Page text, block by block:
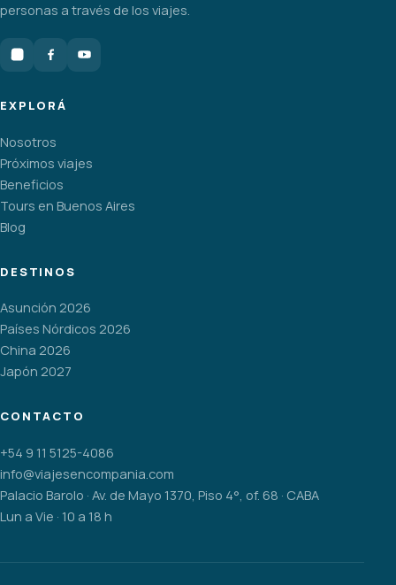
personas a través de los viajes.
EXPLORÁ
Nosotros
Próximos viajes
Beneficios
Tours en Buenos Aires
Blog
DESTINOS
Asunción 2026
Países Nórdicos 2026
China 2026
Japón 2027
CONTACTO
+54 9 11 5125-4086
info@viajesencompania.com
Palacio Barolo · Av. de Mayo 1370, Piso 4°, of. 68 · CABA
Lun a Vie · 10 a 18 h